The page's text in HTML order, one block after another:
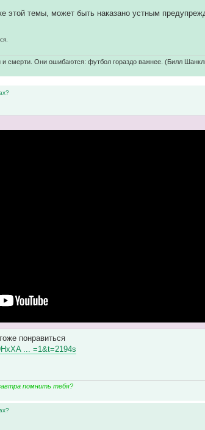
этой темы, может быть наказано устным
и смерти. Они ошибаются: футбол гораздо важнее. (Билл
понравиться
... =1&t=2194s
помнить тебя?